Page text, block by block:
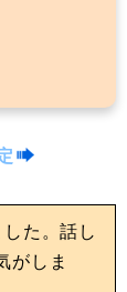
た。話し
がしま